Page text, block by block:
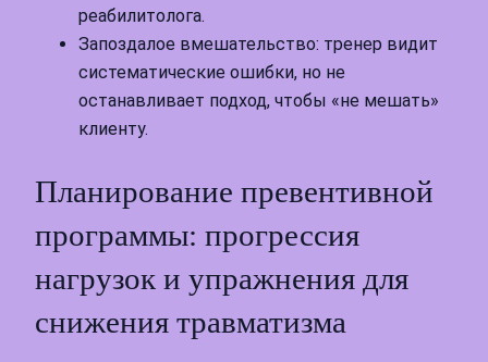
реабилитолога.
Запоздалое вмешательство: тренер видит
систематические ошибки, но не
останавливает подход, чтобы «не мешать»
клиенту.
Планирование превентивной
программы: прогрессия
нагрузок и упражнения для
снижения травматизма